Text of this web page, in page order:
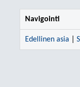
Navigointi
Edellinen asia